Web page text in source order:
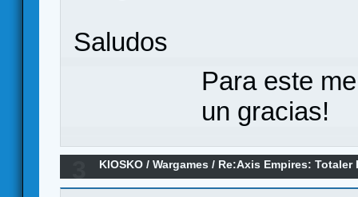
Saludos
Para este
un gracias!
KIOSKO /Wargames / Re:Axis Empires: